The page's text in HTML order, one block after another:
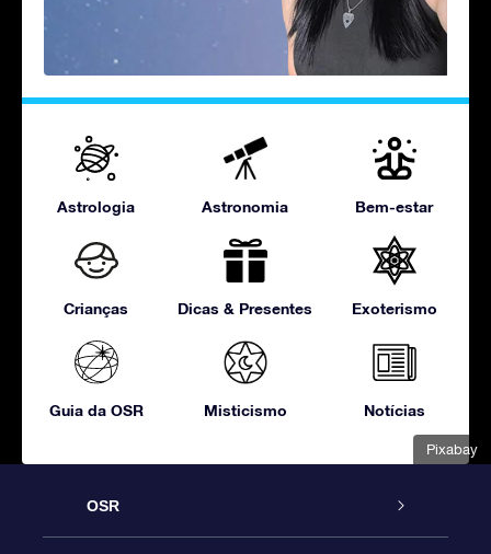
Pixabay
Astrologia Astronomia Bem-estar
Crianças Dicas & Presentes Exoterismo
Guia da OSR Misticismo Notícias
OSR